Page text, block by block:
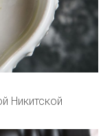
Никитской